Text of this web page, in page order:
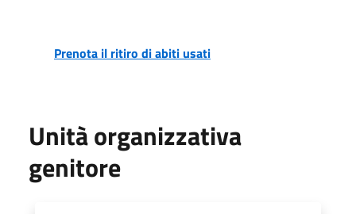
Prenota il ritiro di abiti usati
Unità organizzativa
genitore